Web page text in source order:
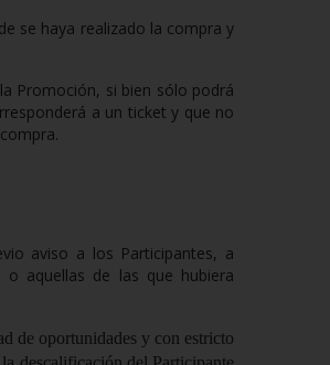
se haya realizado la compra y
Promoción, si bien sólo podrá
a un ticket y que no
aviso a los Participantes, a
aquellas de las que hubiera
de oportunidades y con estricto